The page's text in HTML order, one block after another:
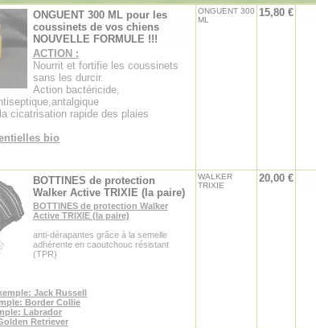
ONGUENT 300 ML pour les
coussinets de vos chiens
NOUVELLE FORMULE !!!
ACTION :
Nourrit et fortifie les coussinets
sans les durcir.
Action bactéricide,
cicatrisation rapide des plaies
bio
ONGUENT 300
ML
15,80 €
BOTTINES de protection
Walker Active TRIXIE (la paire)
BOTTINES de protection Walker
Active TRIXIE (la paire)
anti-dérapantes grâce à la semelle
adhérente en caoutchouc résistant
(TPR)
Jack Russell
Border Collie
Labrador
Retriever
WALKER
TRIXIE
20,00 €